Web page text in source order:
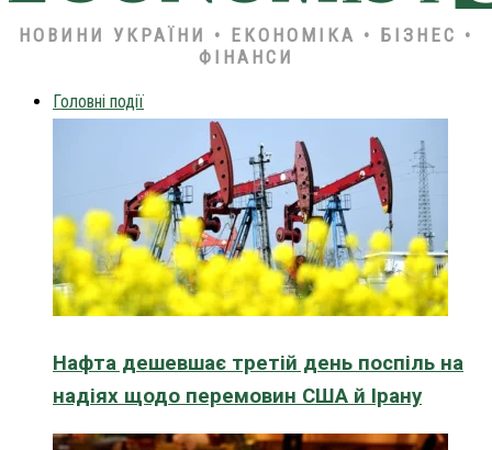
НОВИНИ УКРАЇНИ • ЕКОНОМІКА • БІЗНЕС •
ФІНАНСИ
Головні події
Нафта дешевшає третій день поспіль на
надіях щодо перемовин США й Ірану